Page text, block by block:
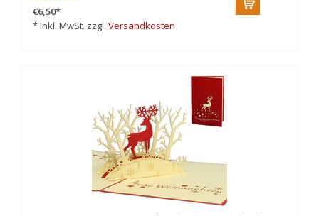
€6,50*
* Inkl. MwSt. zzgl. Versandkosten